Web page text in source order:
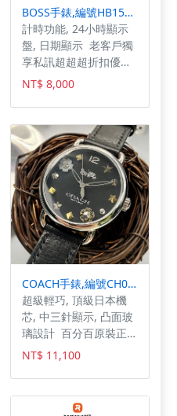
BOSS手錶,編號HB1513563,44mm黑圓形精鋼錶殼,鐵灰三眼錶面,寶藍真皮皮革錶帶款,閃亮度冠絕全場!
計時功能, 24小時顯示
盤, 日期顯示 老客戶獨
享私訊超超超折扣優惠,
降價求售,快來搶!!!聽說
快賣光了唷🈚🈚🈚😯
😯,外面仿冒品太多了，
請支持正統商家星晴錶
業才有保障唷!!!🤝🏻🤝🏻
🤝🏻,就是這款阿!!!等好久
總算😏😏😏😏😏,媽
咪!!!這款太刺眼了啦
✨✨✨✨✨
NT$ 8,000
COACH手錶,編號CH00115,36mm銀圓形精鋼錶殼,黑色簡約, 中三針顯示, 繽紛錶面,深黑色真皮皮革錶帶款
超級輕巧, 頂級日本機
芯, 中三針顯示, 凸面玻
璃設計 百分百原裝正
貨, 歡迎來訪參觀, 假一
賠十, 實體通路商，售後
有保障,簡直作弊😲又被
放大絕了💖💖💖
NT$ 11,100